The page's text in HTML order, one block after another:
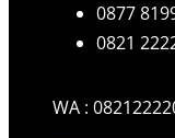
0877
0821
WA :